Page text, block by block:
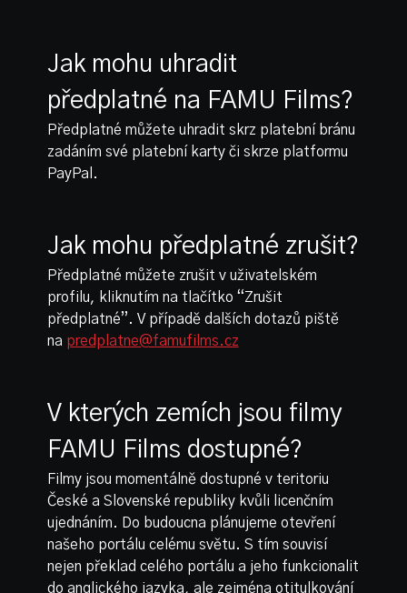
Jak mohu uhradit
předplatné na FAMU Films?
Předplatné můžete uhradit skrz platební bránu
zadáním své platební karty či skrze platformu
PayPal.
Jak mohu předplatné zrušit?
Předplatné můžete zrušit v uživatelském
profilu, kliknutím na tlačítko “Zrušit
předplatné”. V případě dalších dotazů piště
na predplatne@famufilms.cz
V kterých zemích jsou filmy
FAMU Films dostupné?
Filmy jsou momentálně dostupné v teritoriu
České a Slovenské republiky kvůli licenčním
ujednáním. Do budoucna plánujeme otevření
našeho portálu celému světu. S tím souvisí
nejen překlad celého portálu a jeho funkcionalit
do anglického jazyka, ale zejména otitulkování